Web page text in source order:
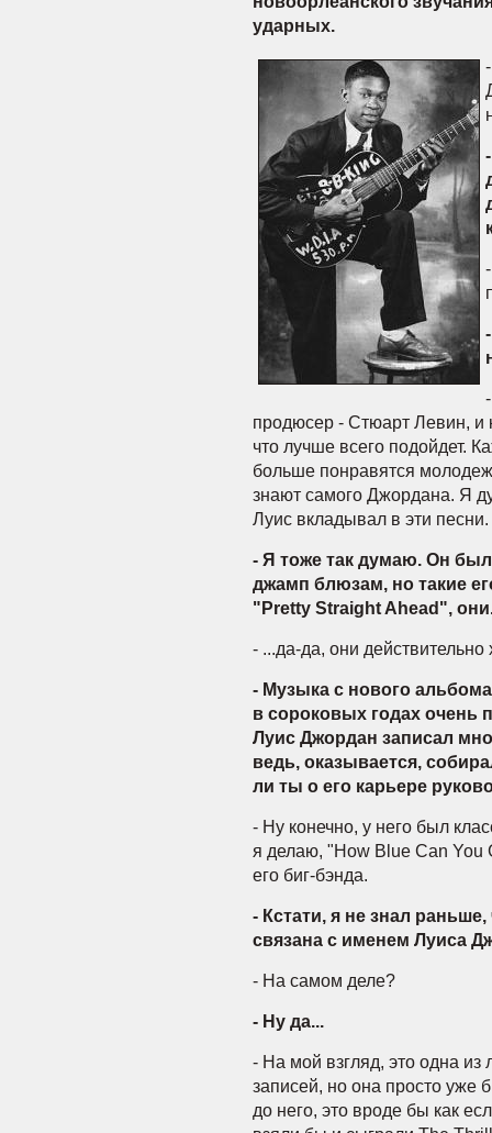
ударных.
продюсер - Стюарт Левин, и
что лучше всего подойдет.
больше понравятся
знают самого Джордана. Я
Луис вкладывал в эти песни.
- Я тоже так думаю. Он
джамп блюзам, но такие
"Pretty Straight Ahead",
- ...да-да, они
- Музыка с нового
в сороковых годах очень
Луис Джордан записал
ведь, оказывается,
ли ты о его карьере
- Ну конечно, у него был
я делаю, "How Blue Can
его биг-бэнда.
- Кстати, я не знал
связана с именем Луиса
- На самом деле?
- Ну да...
- На мой взгляд, это одна из
записей, но она просто уже
до него, это вроде бы как